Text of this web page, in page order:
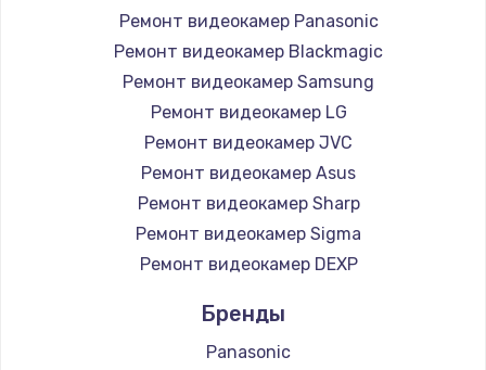
Ремонт видеокамер Panasonic
Ремонт видеокамер Blackmagic
Ремонт видеокамер Samsung
Ремонт видеокамер LG
Ремонт видеокамер JVC
Ремонт видеокамер Asus
Ремонт видеокамер Sharp
Ремонт видеокамер Sigma
Ремонт видеокамер DEXP
Бренды
Panasonic